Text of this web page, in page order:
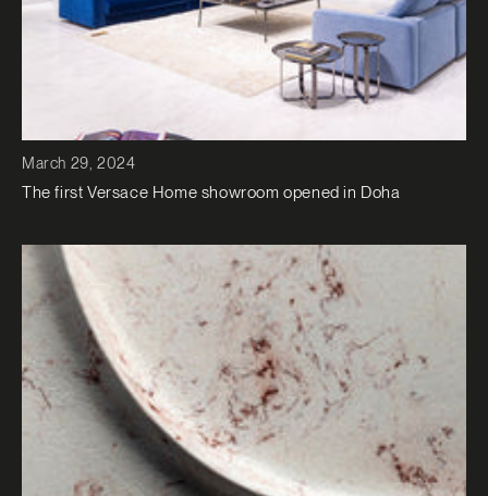
March 29, 2024
The first Versace Home showroom opened in Doha